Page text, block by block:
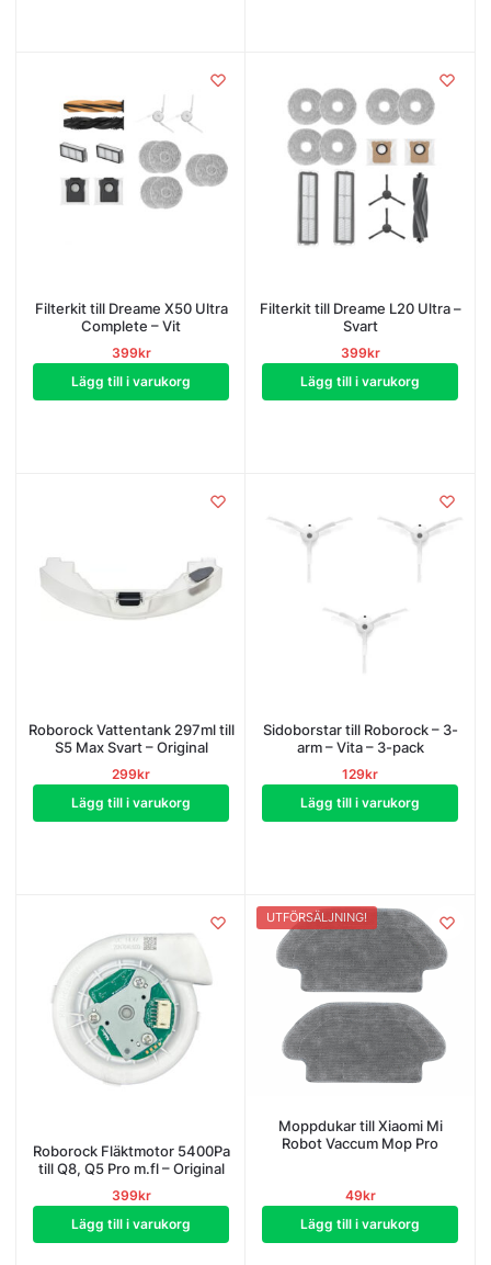
Filterkit till Dreame X50 Ultra
Complete – Vit
399kr
Lägg till i varukorg
Filterkit till Dreame L20 Ultra –
Svart
399kr
Lägg till i varukorg
Roborock Vattentank 297ml till
S5 Max Svart – Original
299kr
Lägg till i varukorg
Sidoborstar till Roborock – 3-
arm – Vita – 3-pack
129kr
Lägg till i varukorg
Roborock Fläktmotor 5400Pa
till Q8, Q5 Pro m.fl – Original
399kr
Lägg till i varukorg
UTFÖRSÄLJNING!
Moppdukar till Xiaomi Mi
Robot Vaccum Mop Pro
49kr
Lägg till i varukorg